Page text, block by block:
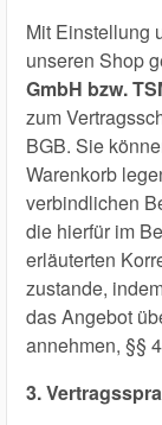
Mit Einstellung
unseren Shop
GmbH bzw.
zum
BGB. Sie
Warenkorb
verbindlichen
die hierfür im
erläuterten
zustande,
das Angebot
annehmen, §§
3.